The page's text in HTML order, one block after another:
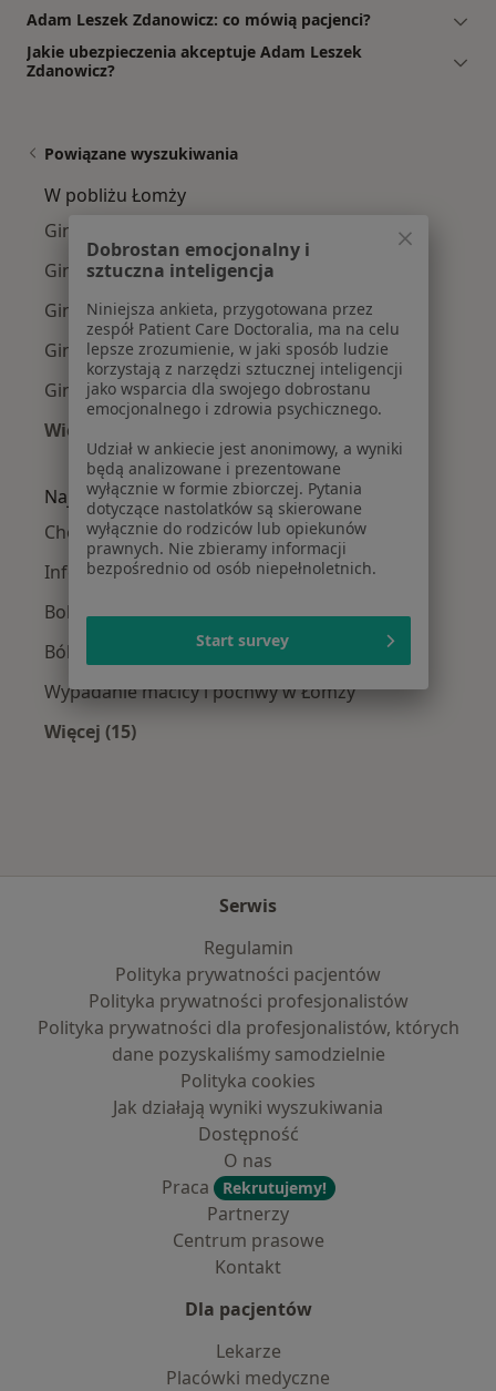
Adam Leszek Zdanowicz: co mówią pacjenci?
Jakie ubezpieczenia akceptuje Adam Leszek
Zdanowicz?
Powiązane wyszukiwania
W pobliżu Łomży
Ginekolodzy w Ostrołęce
Ginekolodzy w Zambrowie
Ginekolodzy w Mazowieckiej
Ginekolodzy w Wysokiem Mazowieckiem
Ginekolodzy w Kolnie
Więcej (2)
Więcej w kategorii: W pobliżu Łomży
Najczęście leczone choroby
Choroby ginekologiczne w Łomży
Infekcje dróg rodnych w Łomży
Bolesne miesiączkowanie w Łomży
Bóle w ciąży w Łomży
Wypadanie macicy i pochwy w Łomży
Więcej (15)
Serwis
Regulamin
Polityka prywatności pacjentów
Polityka prywatności profesjonalistów
Polityka prywatności dla profesjonalistów, których
dane pozyskaliśmy samodzielnie
Polityka cookies
Jak działają wyniki wyszukiwania
Dostępność
O nas
Praca
Rekrutujemy!
Partnerzy
Centrum prasowe
Kontakt
Dla pacjentów
Lekarze
Placówki medyczne
Dobrostan emocjonalny i
sztuczna inteligencja
Niniejsza ankieta, przygotowana przez
zespół Patient Care Doctoralia, ma na celu
lepsze zrozumienie, w jaki sposób ludzie
korzystają z narzędzi sztucznej inteligencji
jako wsparcia dla swojego dobrostanu
emocjonalnego i zdrowia psychicznego.
Udział w ankiecie jest anonimowy, a wyniki
będą analizowane i prezentowane
wyłącznie w formie zbiorczej. Pytania
dotyczące nastolatków są skierowane
wyłącznie do rodziców lub opiekunów
prawnych. Nie zbieramy informacji
bezpośrednio od osób niepełnoletnich.
Start survey